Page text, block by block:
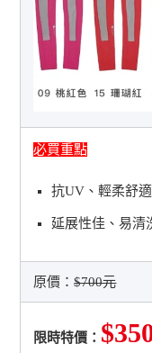
必買重點
抗UV、輕柔舒適
延展性佳、易清
原價：$700元
限時特價：